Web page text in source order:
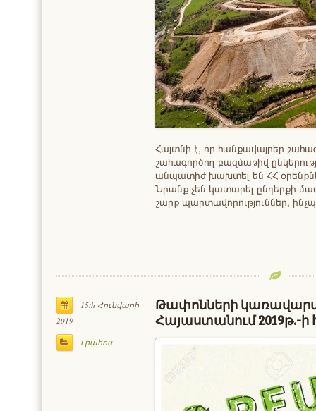
Հայտնի է, որ հանքավայրեր
շահագործող բազմաթիվ
անպատիժ խախտել են ՀՀ
Նրանք չեն կատարել ընդերքի
շարք պարտավորություններ,
15th Հունվարի
2019
Լրահոս
Թափոնների
Հայաստանում 2019թ.-ի